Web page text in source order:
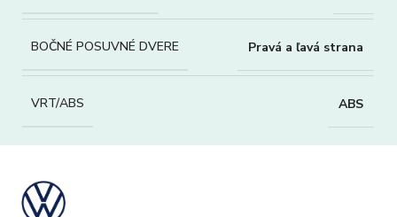
BOČNÉ POSUVNÉ DVERE Pravá a ľavá strana
VRT/ABS ABS